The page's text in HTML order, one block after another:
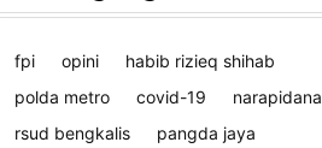
fpi opini
habib rizieq shihab
polda metro
covid-19
narapidana
rsud bengkalis
pangda jaya